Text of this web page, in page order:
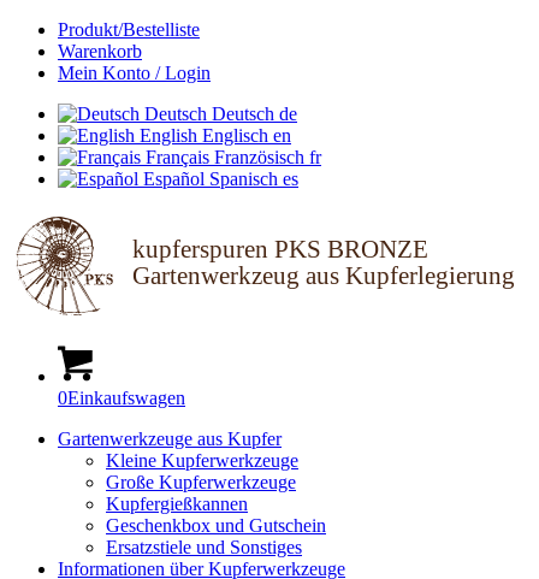
Produkt/Bestelliste
Warenkorb
Mein Konto / Login
Deutsch Deutsch de
English Englisch en
Français Französisch fr
Español Spanisch es
kupferspuren PKS BRONZE
Gartenwerkzeug aus Kupferlegierung
0Einkaufswagen
Gartenwerkzeuge aus Kupfer
Kleine Kupferwerkzeuge
Große Kupferwerkzeuge
Kupfergießkannen
Geschenkbox und Gutschein
Ersatzstiele und Sonstiges
Informationen über Kupferwerkzeuge